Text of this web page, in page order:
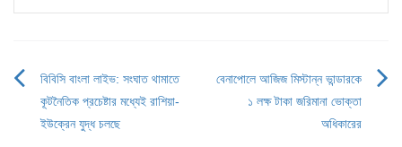
Post
navigation
বিবিসি বাংলা লাইভ: সংঘাত থামাতে
কূটনৈতিক প্রচেষ্টার মধ্যেই রাশিয়া-
ইউক্রেন যুদ্ধ চলছে
বেনাপোলে আজিজ মিস্টান্ন ভান্ডারকে
১ লক্ষ টাকা জরিমানা ভোক্তা
অধিকারের